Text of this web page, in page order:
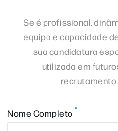
Se é profissional,
equipa e capacidade
sua candidatura
utilizada em
recrutamento
Nome Completo *